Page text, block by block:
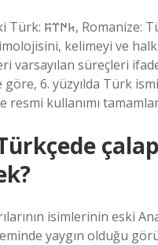
Türek, Çince: 突厥)
kelimeyi ve
varsayılan süreçleri
göre, 6. yüzyılda Türk
resmi kullanımı
isimlerinin eski
yaygın olduğu